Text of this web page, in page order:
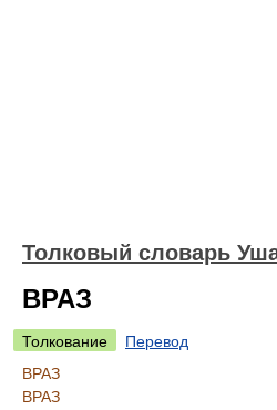
Толковый словарь
ВРАЗ
Толкование
Перевод
ВРАЗ
ВРАЗ